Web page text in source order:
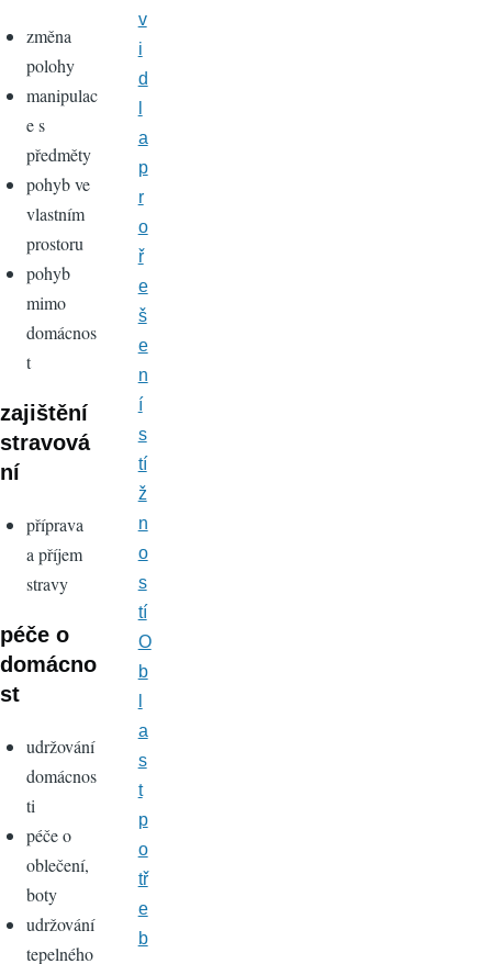
změna
polohy
manipulac
e s
předměty
pohyb ve
vlastním
prostoru
pohyb
mimo
domácnos
t
zajištění
stravová
ní
příprava
a příjem
stravy
péče o
domácno
st
udržování
domácnos
ti
péče o
oblečení,
boty
udržování
tepelného
v
i
d
a
p
r
o
ř
e
š
e
n
í
s
tí
ž
n
o
s
tí
O
b
a
s
t
p
o
tř
e
b